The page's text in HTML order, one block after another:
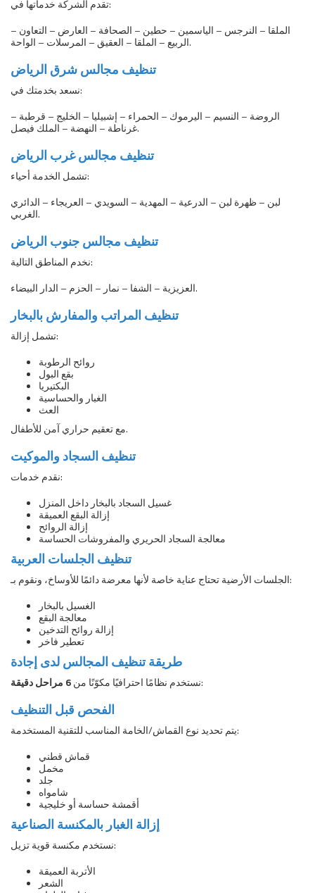
تقدم الشركة خدماتها في:
الملقا – النرجس – الياسمين – حطين – الصحافة – العارض – التعاون –
الربيع – الملقا – العقيق – المرسلات – الواحة.
تنظيف مجالس شرق الرياض
نسعد بخدمتك في:
الروضة – النسيم – اليرموك – الحمراء – إشبيليا – الخليج – قرطبة –
غرناطة – النهضة – الملك فيصل.
تنظيف مجالس غرب الرياض
تشمل الخدمة أحياء:
لبن – ظهرة لبن – الدرعية – المهدية – السويدي – العريجاء – الدائري
الغربي.
تنظيف مجالس جنوب الرياض
نخدم المناطق التالية:
العزيزية – الشفا – نمار – الحزم – الدار البيضاء.
تنظيف المراتب والمفارش بالبخار
تشمل إزالة:
روائح الرطوبة
بقع البول
البكتيريا
الغبار والحساسية
العث
مع تعقيم حراري آمن للأطفال.
تنظيف السجاد والموكيت
نقدم خدمات:
غسيل السجاد بالبخار داخل المنزل
إزالة البقع العميقة
إزالة الروائح
معالجة السجاد الحريري والمفروشات الحساسة
تنظيف الجلسات العربية
الجلسات الأرضية تحتاج عناية خاصة لأنها معرضة دائمًا للأوساخ، ونقوم بـ:
الغسيل بالبخار
معالجة البقع
إزالة روائح التدخين
تعطير فاخر
طريقة تنظيف المجالس لدى إجادة
نستخدم نظامًا احترافيًا مكوّنًا من6 مراحل دقيقة :
الفحص قبل التنظيف
يتم تحديد نوع القماش/الخامة المناسب للتقنية المستخدمة:
قماش قطني
مخمل
جلد
شامواه
أقمشة حساسة أو خليجية
إزالة الغبار بالمكنسة الصناعية
نستخدم مكنسة قوية تزيل:
الأتربة العميقة
الشعر